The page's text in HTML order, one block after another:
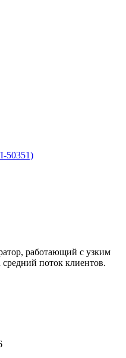
работающий с узким
поток клиентов.